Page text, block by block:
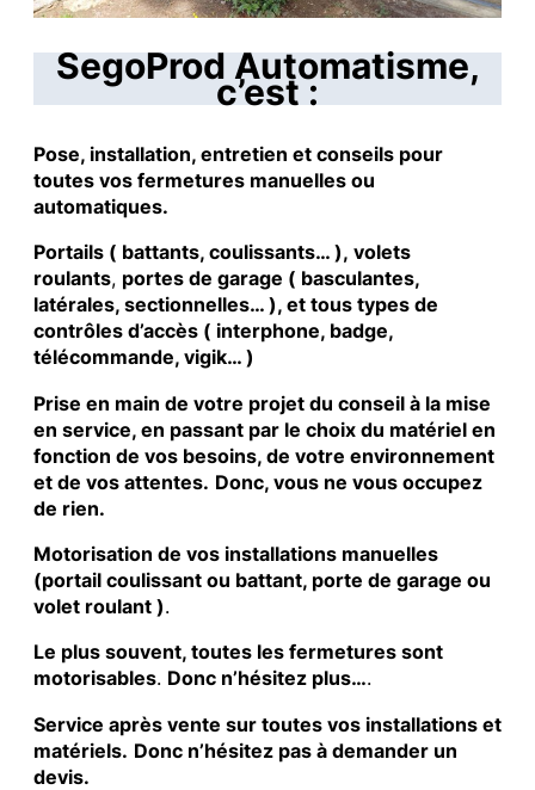
SegoProd Automatisme,
c’est :
Pose, installation, entretien et conseils pour
toutes vos fermetures manuelles ou
automatiques.
Portails ( battants, coulissants… ), volets
roulants, portes de garage ( basculantes,
latérales, sectionnelles… ), et tous types de
contrôles d’accès ( interphone, badge,
télécommande, vigik… )
Prise en main de votre projet du conseil à la mise
en service, en passant par le choix du matériel en
fonction de vos besoins, de votre environnement
et de vos attentes. Donc, vous ne vous occupez
de rien.
Motorisation de vos installations manuelles
(portail coulissant ou battant, porte de garage ou
volet roulant ).
Le plus souvent, toutes les fermetures sont
motorisables. Donc n’hésitez plus….
Service après vente sur toutes vos installations et
matériels. Donc n’hésitez pas à demander un
devis.